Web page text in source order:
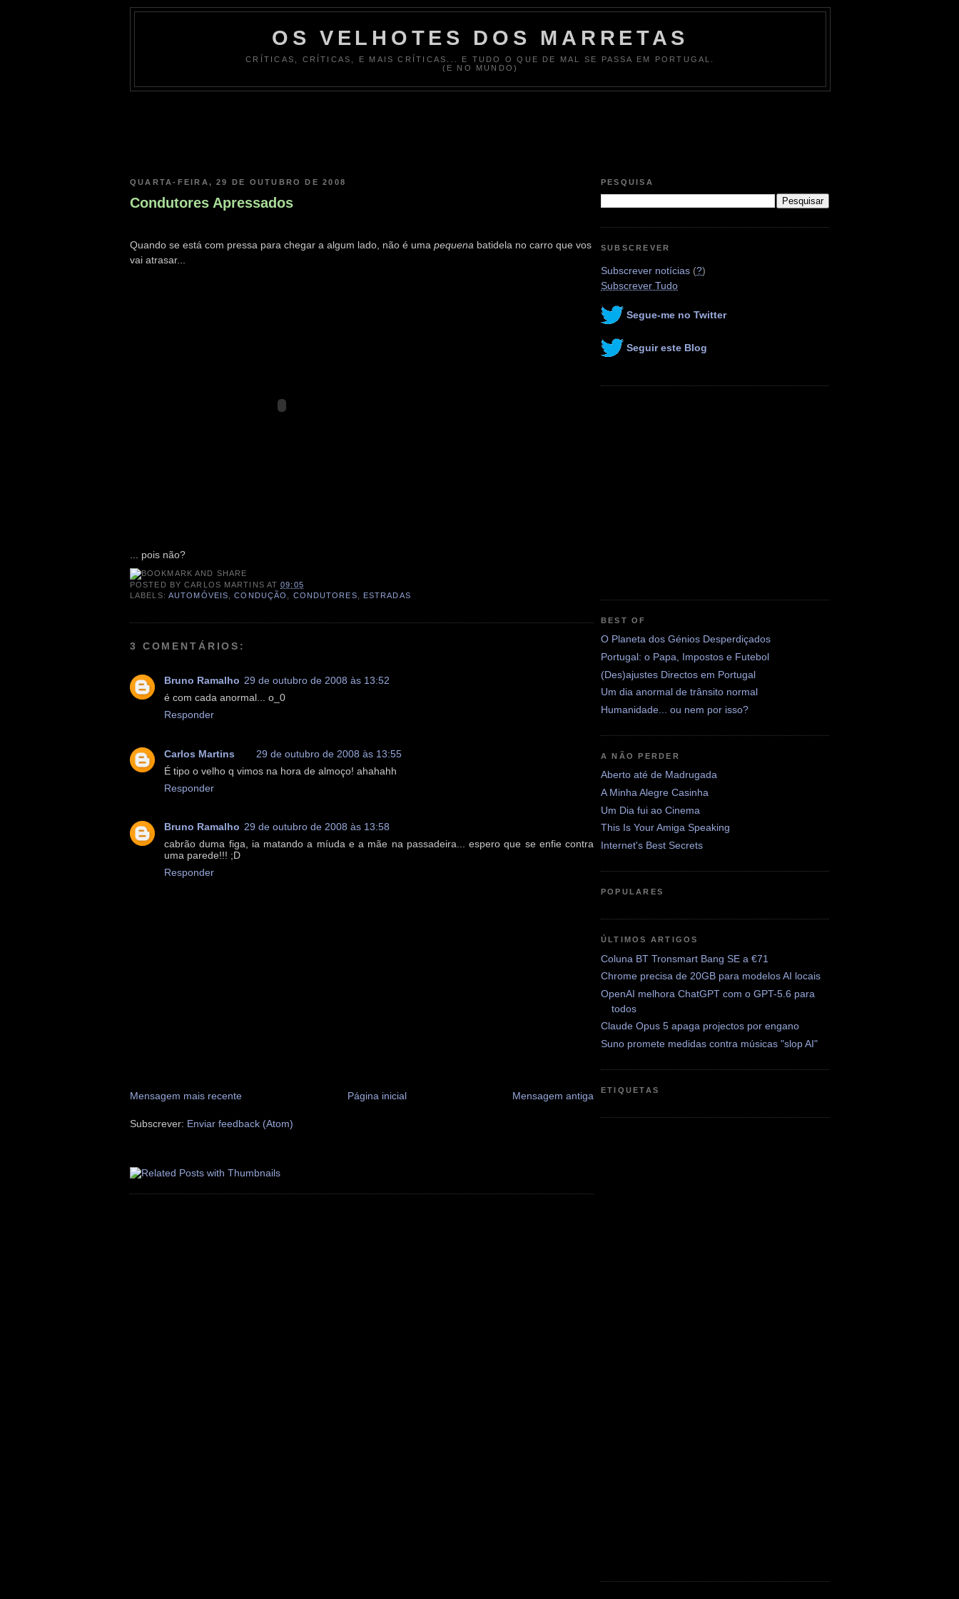
OS VELHOTES DOS MARRETAS
CRÍTICAS, CRÍTICAS, E MAIS CRÍTICAS... E TUDO O QUE DE MAL SE PASSA EM PORTUGAL.
(E NO MUNDO)
QUARTA-FEIRA, 29 DE OUTUBRO DE 2008
Condutores Apressados
Quando se está com pressa para chegar a algum lado, não é uma pequena batidela no carro que vos
vai atrasar...
... pois não?
POSTED BYCARLOS MARTINS AT09:05
LABELS: AUTOMÓVEIS ,CONDUÇÃO CONDUTORES ESTRADAS
3 COMENTÁRIOS:
Bruno Ramalho 29 de outubro de 2008 às 13:52
é com cada anormal... o_0
Responder
Carlos Martins
29 de outubro de 2008 às 13:55
É tipo o velho q vimos na hora de almoço! ahahahh
Responder
Bruno Ramalho 29 de outubro de 2008 às 13:58
cabrão duma figa, ia matando a míuda e a mãe na passadeira... espero que se enfie contra
uma parede!!! ;D
Responder
Mensagem mais recente Mensagem antiga
Página inicial
Subscrever: Enviar feedback (Atom)
PESQUISA
SUBSCREVER
Subscrever notícias (?)
Subscrever Tudo
Segue-me no Twitter
Seguir este Blog
BEST OF
O Planeta dos Génios Desperdiçados
Portugal: o Papa, Impostos e Futebol
(Des)ajustes Directos em Portugal
Um dia anormal de trânsito normal
Humanidade... ou nem por isso?
A NÃO PERDER
Aberto até de Madrugada
A Minha Alegre Casinha
Um Dia fui ao Cinema
This Is Your Amiga Speaking
Internet's Best Secrets
POPULARES
ÚLTIMOS ARTIGOS
Coluna BT Tronsmart Bang SE a €71
Chrome precisa de 20GB para modelos AI locais
OpenAI melhora ChatGPT com o GPT-5.6 para
todos
Claude Opus 5 apaga projectos por engano
Suno promete medidas contra músicas "slop AI"
ETIQUETAS